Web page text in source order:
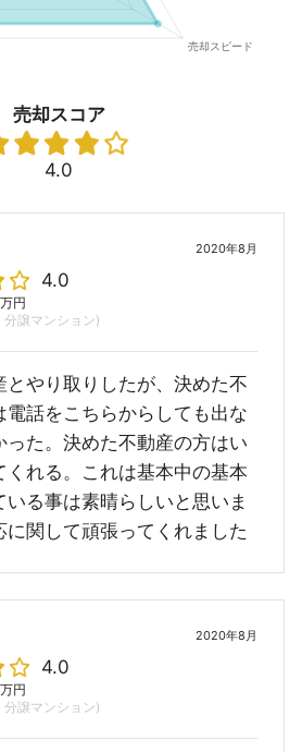
売却スコア
4.0
2020年8月
4.0
円
譲マンション)
とやり取りしたが、決めた不
電話をこちらからしても出な
った。決めた不動産の方はい
くれる。これは基本中の基本
る事は素晴らしいと思いま
関して頑張ってくれました
2020年8月
4.0
円
譲マンション)